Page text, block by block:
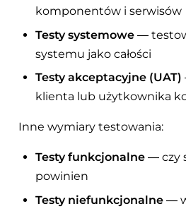
komponentów i serwisów
Testy systemowe —
systemu jako całości
Testy akceptacyjne (UAT)
klienta lub użytkownika
Inne wymiary testowania:
Testy funkcjonalne — czy
powinien
Testy niefunkcjonalne —